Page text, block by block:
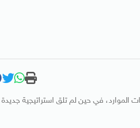
في حين لم تلق استراتيجية جديدة